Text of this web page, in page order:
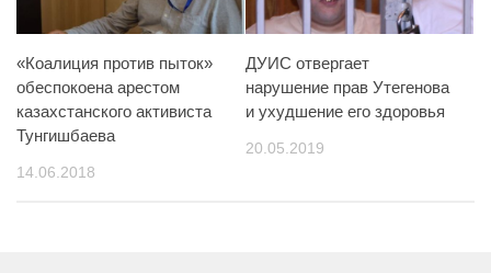
«Коалиция против пыток»
обеспокоена арестом
казахстанского активиста
Тунгишбаева
14.06.2018
ДУИС отвергает
нарушение прав Утегенова
и ухудшение его здоровья
20.05.2019